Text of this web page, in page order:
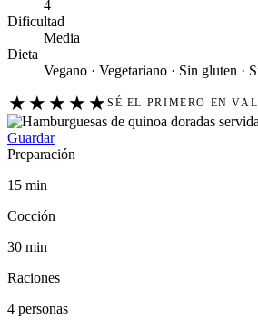
4
Dificultad
Media
Dieta
Vegano · Vegetariano · Sin gluten ·
★ ★ ★ ★ ★ SÉ EL PRIMERO EN
Guardar
Preparación
15 min
Cocción
30 min
Raciones
4 personas